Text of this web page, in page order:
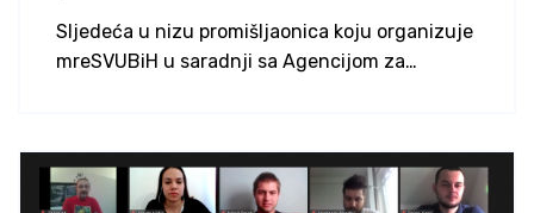
Sljedeća u nizu promišljaonica koju organizuje
mreSVUBiH u saradnji sa Agencijom za…